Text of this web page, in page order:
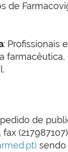
de
: Profissionais
de
)